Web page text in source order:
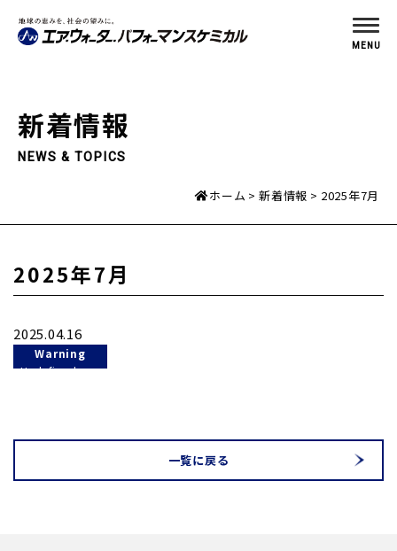
MENU
新着情報
NEWS & TOPICS
ホーム 新着情報 2025年7月
2025年7月
2025.04.16
Warning
: Undefined
on line78
一覧に戻る